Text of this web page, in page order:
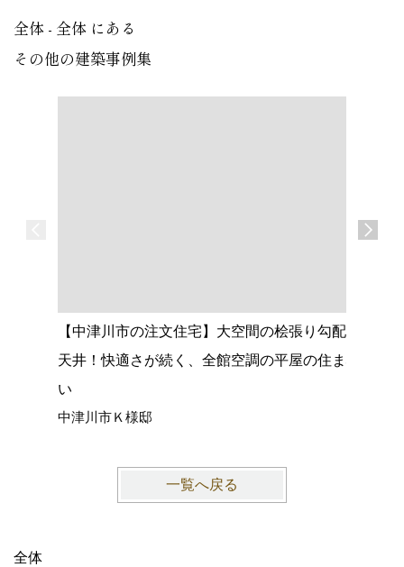
全体 - 全体 にある
その他の建築事例集
【中津川市の注文住宅】大空間の桧張り勾配
天井！快適さが続く、全館空調の平屋の住ま
い
中津川市Ｋ様邸
一覧へ戻る
全体